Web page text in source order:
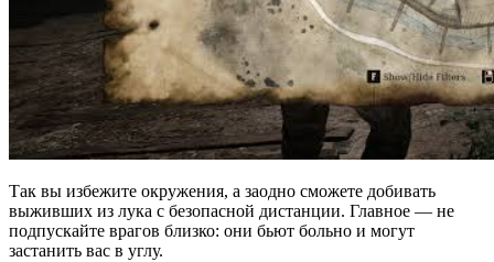
Так вы избежите окружения, а заодно сможете добивать
выживших из лука с безопасной дистанции. Главное — не
подпускайте врагов близко: они бьют больно и могут
застанить вас в углу.